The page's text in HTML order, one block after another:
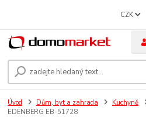
CZK
Úvod Dům, byt a zahrada Kuchyně
EDËNBËRG EB-51728